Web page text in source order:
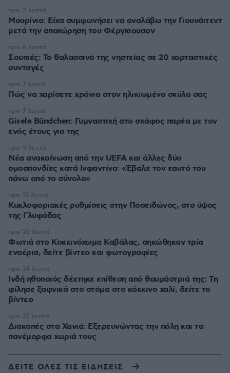
Μουρίνιο: Είχα συμφωνήσει να αναλάβω την Γιουνάιτεντ
μετά την αποχώρηση του Φέργκιουσον
πριν 2 λεπτά
Σουπιές: Το θαλασσινό της νηστείας σε 20 χορταστικές
συνταγές
πριν 6 λεπτά
Πώς να χαρίσετε χρόνια στον ηλικιωμένο σκύλο σας
πριν 7 λεπτά
Gisele Bündchen: Γυμναστική στο σκάφος παρέα με τον
ενός έτους γιο της
πριν 7 λεπτά
Νέα ανακοίνωση από την UEFA και άλλες δύο
ομοσπονδίες κατά Ινφαντίνο: «Έβαλε τον εαυτό του
πάνω από το σύνολο»
πριν 9 λεπτά
Κυκλοφοριακές ρυθμίσεις στην Ποσειδώνος, στο ύψος
της Γλυφάδας
πριν 13 λεπτά
Φωτιά στο Κοκκινόχωμα Καβάλας, σηκώθηκαν τρία
εναέρια, δείτε βίντεο και φωτογραφίες
πριν 22 λεπτά
Ινδή ηθοποιός δέχτηκε επίθεση από θαυμάστριά της: Τη
φίλησε ξαφνικά στο στόμα στο κόκκινο χαλί, δείτε το
βίντεο
πριν 24 λεπτά
Διακοπές στα Χανιά: Εξερευνώντας την πόλη και τα
πανέμορφα χωριά τους
πριν 27 λεπτά
ΔΕΙΤΕ ΟΛΕΣ ΤΙΣ ΕΙΔΗΣΕΙΣ